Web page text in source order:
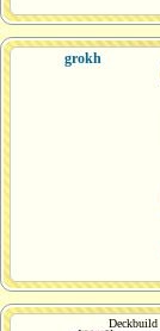
grokh
Deckbuild